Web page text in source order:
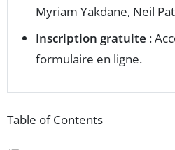
Myriam Yakdane, Neil
Inscription gratuite :
formulaire en ligne.
Table of Contents